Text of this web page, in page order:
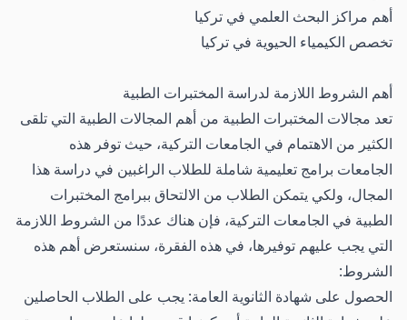
أهم مراكز البحث العلمي في تركيا
تخصص الكيمياء الحيوية في تركيا
أهم الشروط اللازمة لدراسة المختبرات الطبية
تعد مجالات المختبرات الطبية من أهم المجالات الطبية التي تلقى
الكثير من الاهتمام في الجامعات التركية، حيث توفر هذه
الجامعات برامج تعليمية شاملة للطلاب الراغبين في دراسة هذا
المجال، ولكي يتمكن الطلاب من الالتحاق ببرامج المختبرات
الطبية في الجامعات التركية، فإن هناك عددًا من الشروط اللازمة
التي يجب عليهم توفيرها، في هذه الفقرة، سنستعرض أهم هذه
الشروط:
الحصول على شهادة الثانوية العامة: يجب على الطلاب الحاصلين